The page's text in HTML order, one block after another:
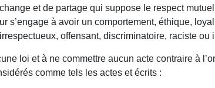
et de partage qui suppose le respect
s’engage à avoir un comportement, éthique,
offensant, discriminatoire, raciste ou
loi et à ne commettre aucun acte contraire à
comme tels les actes et écrits :